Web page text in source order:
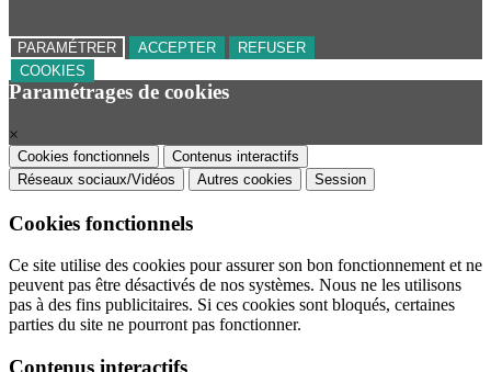
PARAMÉTRER ACCEPTER
REFUSER
COOKIES
Paramétrages de cookies
×
Cookies fonctionnels
Contenus interactifs
Réseaux sociaux/Vidéos
Autres cookies Session
Cookies fonctionnels
Ce site utilise des cookies pour assurer son bon fonctionnement et ne
peuvent pas être désactivés de nos systèmes. Nous ne les utilisons
pas à des fins publicitaires. Si ces cookies sont bloqués, certaines
parties du site ne pourront pas fonctionner.
Contenus interactifs